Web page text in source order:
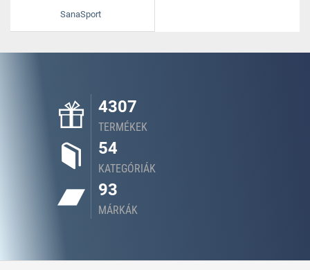
SanaSport
4307
TERMÉKEK
54
KATEGÓRIÁK
93
MÁRKÁK